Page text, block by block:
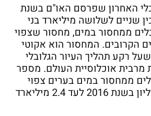
האחרון שפרסם האו"ם בשנת
שבין שניים לשלושה מיליארד בני
ממחסור במים, מחסור שצפוי
הקרובים. המחסור הוא אקוטי
רקע תהליך העיור הגלובלי
מרבית אוכלוסיית העולם. מספר
ממחסור במים בערים צפוי
לגדול מ-930 מיליון בשנת 2016 לעד 2.4 מיליארד